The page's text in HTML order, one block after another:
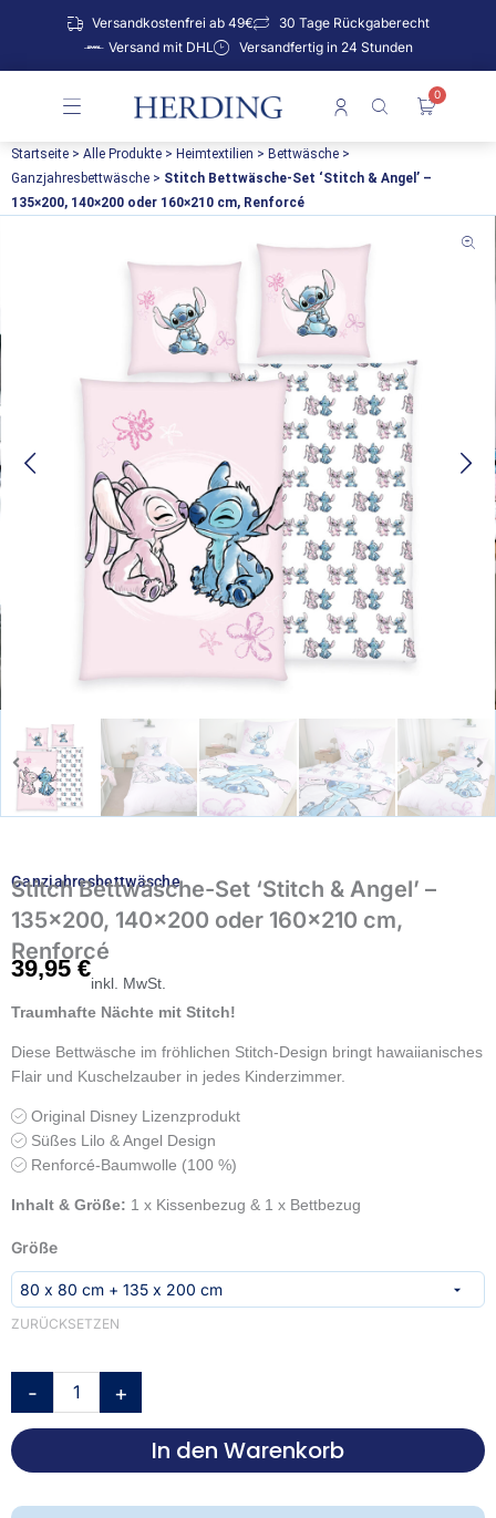
Versandkostenfrei ab 49€
30 Tage Rückgaberecht
Versand mit DHL
Versandfertig in 24 Stunden
0
Startseite > Alle Produkte > Heimtextilien > Bettwäsche >
Ganzjahresbettwäsche > Stitch Bettwäsche-Set ‘Stitch & Angel’ –
135×200, 140×200 oder 160×210 cm, Renforcé
Ganzjahresbettwäsche
Stitch Bettwäsche-Set ‘Stitch & Angel’ –
135×200, 140×200 oder 160×210 cm,
Renforcé
39,95€
inkl. MwSt.
Traumhafte Nächte mit Stitch!
Diese Bettwäsche im fröhlichen Stitch-Design bringt hawaiianisches
Flair und Kuschelzauber in jedes Kinderzimmer.
Original Disney Lizenzprodukt
Süßes Lilo & Angel Design
Renforcé-Baumwolle (100 %)
Inhalt & Größe: 1 x Kissenbezug & 1 x Bettbezug
Größe
ZURÜCKSETZEN
-
Stitch
Bettwäsche-
Set
‘Stitch
135×200,
140x200
oder
cm,
+
In den Warenkorb